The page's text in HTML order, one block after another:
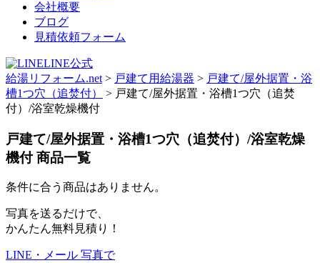
会社概要
ブログ
見積依頼フォーム
LINE公式
給湯リフォーム.net > 戸建て用給湯器 > 戸建て/屋外据置・浴
槽1つ穴（追焚付）
> 戸建て/屋外据置・浴槽1つ穴（追焚
付）/浴室乾燥機付
戸建て/屋外据置・浴槽1つ穴（追焚付）/浴室乾燥
機付商品一覧
条件に合う商品はありません。
写真を送るだけで、
かんたん無料見積り！
LINE・メール 写真で